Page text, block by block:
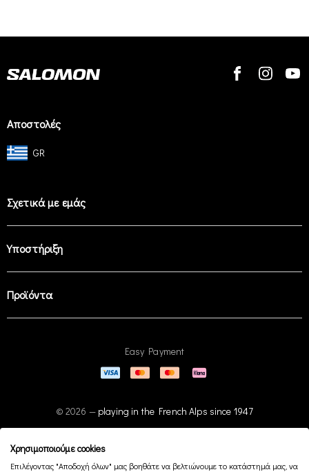
Αποστολές
GR
Σχετικά με εμάς
Υποστήριξη
Προϊόντα
Easy Payment
© 2026 — playing in the French Alps since 1947
Χρησιμοποιούμε cookies
Επιλέγοντας "Αποδοχή όλων" μας βοηθάτε να βελτιώνουμε το κατάστημά μας, να